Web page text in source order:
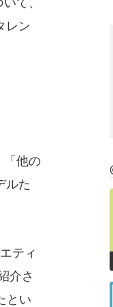
レン
「他の
ルた
ティ
介さ
とい